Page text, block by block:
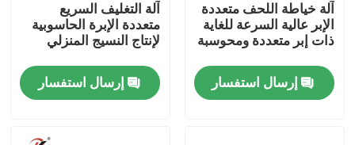
جولة في المعمل
رقابة جودة
آلة خياطة اللحف متعددة
الإبر عالية السرعة للغاية
ذات إبر متعددة ومحوسبة
إرسال استفسار
آلة التغليف السريع
متعددة الإبرة الحاسوبية
لإنتاج النسيج المنزلي
إرسال استفسار